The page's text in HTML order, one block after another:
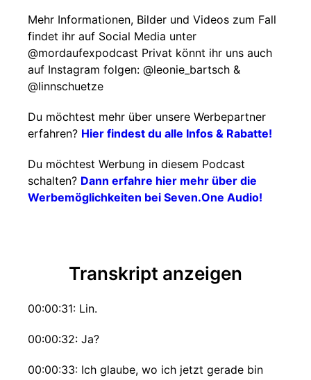
Mehr Informationen, Bilder und Videos zum Fall
findet ihr auf Social Media unter
@mordaufexpodcast Privat könnt ihr uns auch
auf Instagram folgen: @leonie_bartsch &
@linnschuetze
Du möchtest mehr über unsere Werbepartner
erfahren? Hier findest du alle Infos & Rabatte!
Du möchtest Werbung in diesem Podcast
schalten? Dann erfahre hier mehr über die
Werbemöglichkeiten bei Seven.One Audio!
Transkript anzeigen
00:00:31: Lin.
00:00:32: Ja?
00:00:33: Ich glaube, wo ich jetzt gerade bin